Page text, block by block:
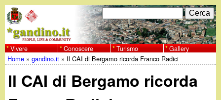
al
contenuto
principale
w
w
F
o
r
m
C
e
r
c
a
Vivere Conoscere Turismo Gallery
Tu
sei
Home »gandino.it » Il CAI di Bergamo ricorda Franco Radici
Il CAI di Bergamo ricorda